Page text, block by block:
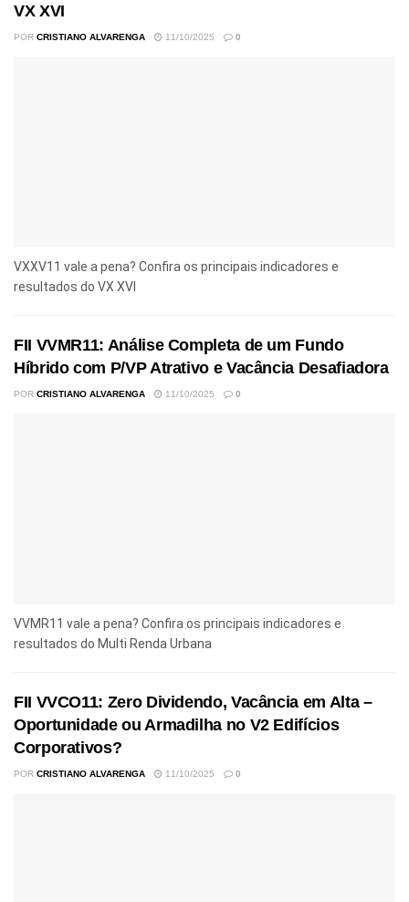
VX XVI
POR CRISTIANO ALVARENGA 11/10/2025 0
VXXV11 vale a pena? Confira os principais indicadores e
resultados do VX XVI
FII VVMR11: Análise Completa de um Fundo
Híbrido com P/VP Atrativo e Vacância Desafiadora
POR CRISTIANO ALVARENGA 11/10/2025 0
VVMR11 vale a pena? Confira os principais indicadores e
resultados do Multi Renda Urbana
FII VVCO11: Zero Dividendo, Vacância em Alta –
Oportunidade ou Armadilha no V2 Edifícios
Corporativos?
POR CRISTIANO ALVARENGA 11/10/2025 0